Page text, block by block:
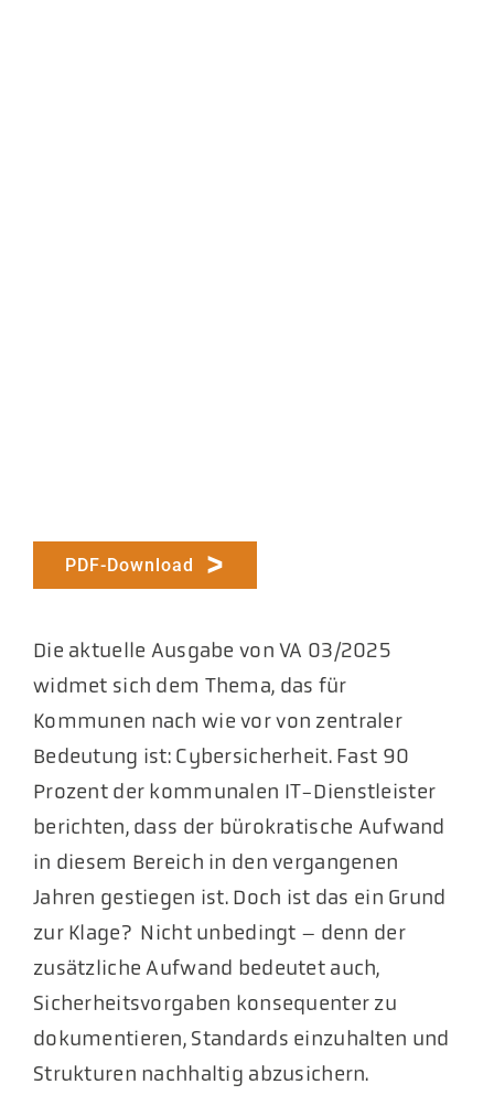
PDF-Download
Die aktuelle Ausgabe von VA 03/2025
widmet sich dem Thema, das für
Kommunen nach wie vor von zentraler
Bedeutung ist: Cybersicherheit. Fast 90
Prozent der kommunalen IT-Dienstleister
berichten, dass der bürokratische Aufwand
in diesem Bereich in den vergangenen
Jahren gestiegen ist. Doch ist das ein Grund
zur Klage? Nicht unbedingt – denn der
zusätzliche Aufwand bedeutet auch,
Sicherheitsvorgaben konsequenter zu
dokumentieren, Standards einzuhalten und
Strukturen nachhaltig abzusichern.